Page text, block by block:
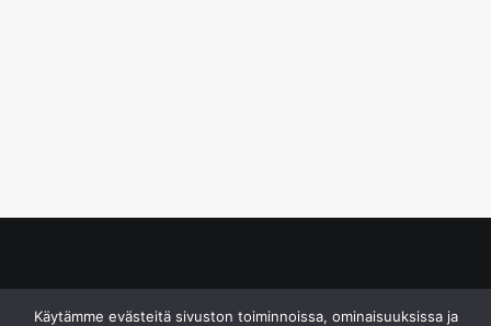
Käytämme evästeitä sivuston toiminnoissa, ominaisuuksissa ja